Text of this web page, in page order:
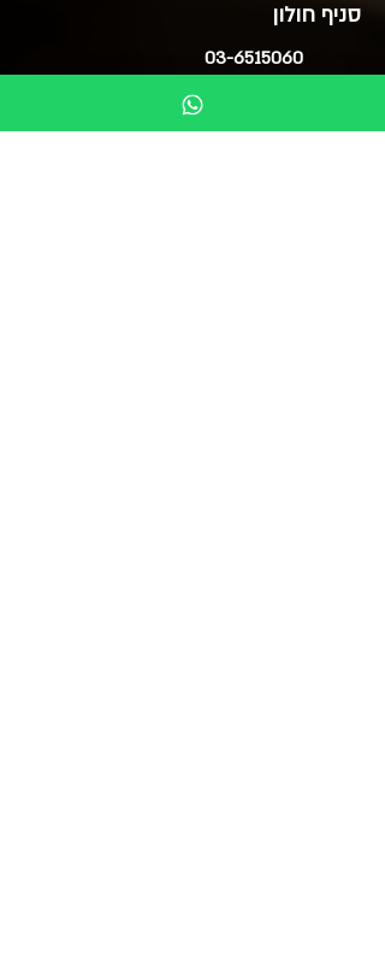
סניף חולון
03-6515060
ימים א', ב', ד', ה' 09:30-20:00
ימי ג' 09:30-14:00